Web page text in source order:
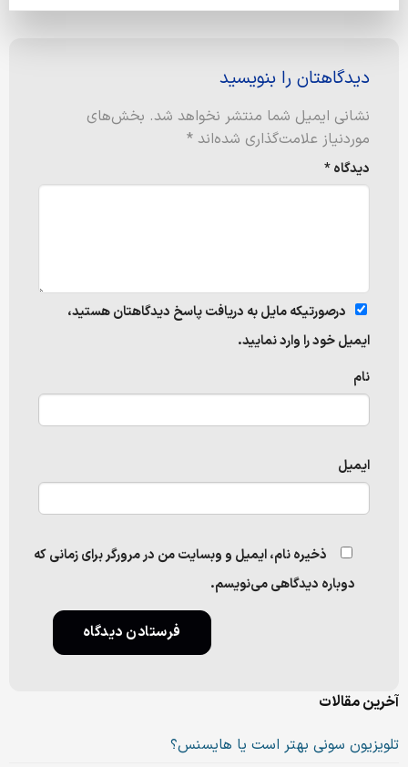
دیدگاهتان را بنویسید
نشانی ایمیل شما منتشر نخواهد شد. بخش‌های
موردنیاز علامت‌گذاری شده‌اند *
دیدگاه*
درصورتیکه مایل به دریافت پاسخ دیدگاهتان هستید،
ایمیل خود را وارد نمایید.
نام
ایمیل
ذخیره نام، ایمیل و وبسایت من در مرورگر برای زمانی که
دوباره دیدگاهی می‌نویسم.
آخرین مقالات
تلویزیون سونی بهتر است یا هایسنس؟